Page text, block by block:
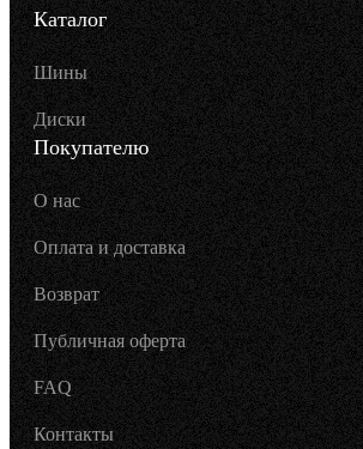
Каталог
Шины
Диски
Покупателю
О нас
Оплата и доставка
Возврат
Публичная оферта
FAQ
Контакты